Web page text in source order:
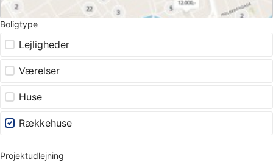
Boligtype
Lejligheder
Værelser
Huse
Rækkehuse
Projektudlejning